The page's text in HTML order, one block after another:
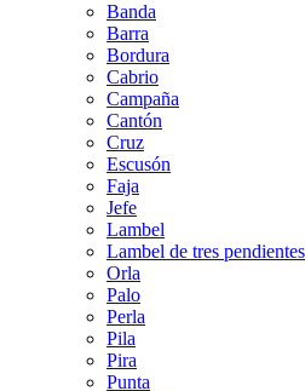
Banda
Barra
Bordura
Cabrio
Campaña
Cantón
Cruz
Escusón
Faja
Jefe
Lambel
Lambel de tres pendientes
Orla
Palo
Perla
Pila
Pira
Punta